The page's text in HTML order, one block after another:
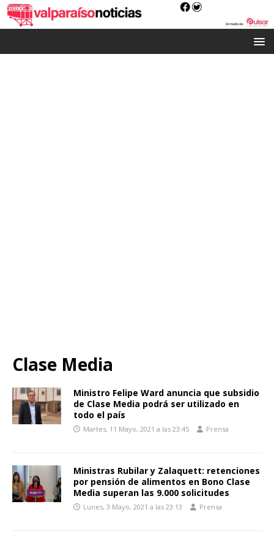
Clase Media
Ministro Felipe Ward anuncia que subsidio
de Clase Media podrá ser utilizado en
todo el país
Martes, 11 Mayo, 2021 a las 23:45 Prensa
Ministras Rubilar y Zalaquett: retenciones
por pensión de alimentos en Bono Clase
Media superan las 9.000 solicitudes
Lunes, 3 Mayo, 2021 a las 23:13 Prensa